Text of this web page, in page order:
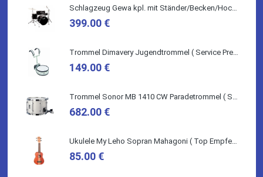
Quelle: Google-Rezension
399.00 €
149.00 €
682.00 €
85.00 €